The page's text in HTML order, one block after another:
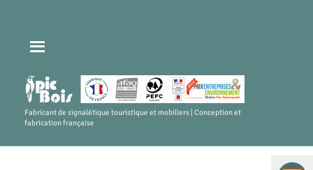
Fabricant de signalétique touristique et mobiliers | Conception et
fabrication française